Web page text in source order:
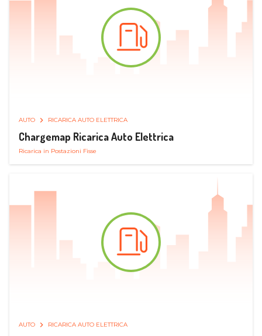
AUTO RICARICA AUTO ELETTRICA
Chargemap Ricarica Auto Elettrica
Ricarica in Postazioni Fisse
AUTO RICARICA AUTO ELETTRICA